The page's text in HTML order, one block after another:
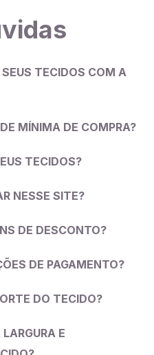
de roupa, levando em
e o tipo de evento
SEUS TECIDOS COM A
MÍNIMA DE COMPRA?
TECIDOS?
NESSE SITE?
DE DESCONTO?
DE PAGAMENTO?
DO TECIDO?
E